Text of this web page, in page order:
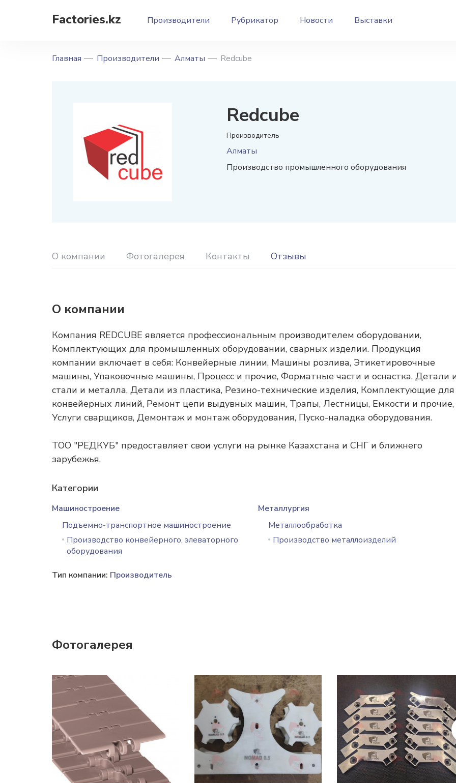
Factories.kz Производители Рубрикатор Новости Выставки
Главная Производители Алматы Redcube
Redcube
Производитель
Алматы
Производство промышленного оборудования
О компании Фотогалерея Контакты Отзывы
О компании
Компания REDCUBE является профессиональным производителем оборудовании,
Комплектующих для промышленных оборудовании, сварных изделии. Продукция
компании включает в себя: Конвейерные линии, Машины розлива, Этикетировочные
машины, Упаковочные машины, Процесс и прочие, Форматные части и оснастка, Детали
стали и металла, Детали из пластика, Резино-технические изделия, Комплектующие для
конвейерных линий, Ремонт цепи выдувных машин, Трапы, Лестницы, Емкости и прочие,
Услуги сварщиков, Демонтаж и монтаж оборудования, Пуско-наладка оборудования.
ТОО "РЕДКУБ" предоставляет свои услуги на рынке Казахстана и СНГ и ближнего
зарубежья.
Категории
Машиностроение
Подъемно-транспортное машиностроение
Производство конвейерного, элеваторного
оборудования
Металлургия
Металлообработка
Производство металлоизделий
Тип компании: Производитель
Фотогалерея